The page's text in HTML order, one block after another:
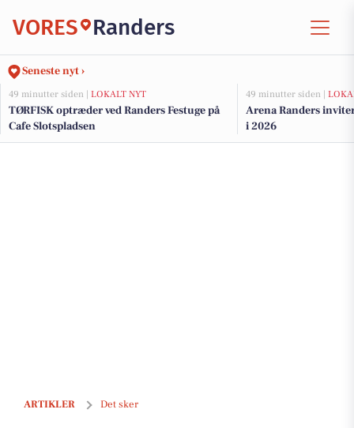
VORES Randers
Seneste nyt ›
49 minutter siden | LOKALT NYT
TØRFISK optræder ved Randers Festuge på
Cafe Slotspladsen
49 minutter siden |
Arena Randers
i 2026
ARTIKLER Det sker
Oplev ungdommens drømme og mytens magi på Randers Teater